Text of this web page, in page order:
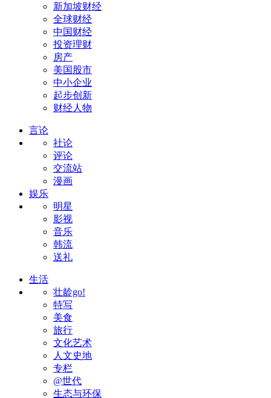
新加坡财经
全球财经
中国财经
投资理财
房产
美国股市
中小企业
起步创新
财经人物
言论
社论
评论
交流站
漫画
娱乐
明星
影视
音乐
韩流
送礼
生活
壮龄go!
特写
美食
旅行
文化艺术
人文史地
专栏
@世代
生态与环保